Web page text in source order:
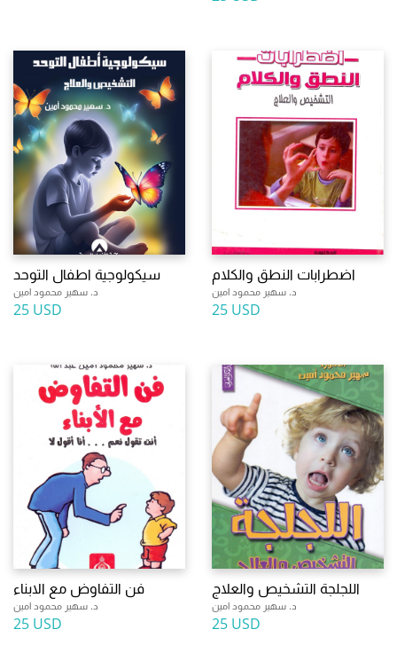
سيكولوجية اطفال التوحد
د. سهير محمود امين
25 USD
اضطرابات النطق والكلام
د. سهير محمود امين
25 USD
فن التفاوض مع الابناء
د. سهير محمود امين
25 USD
اللجلجة التشخيص والعلاج
د. سهير محمود امين
25 USD